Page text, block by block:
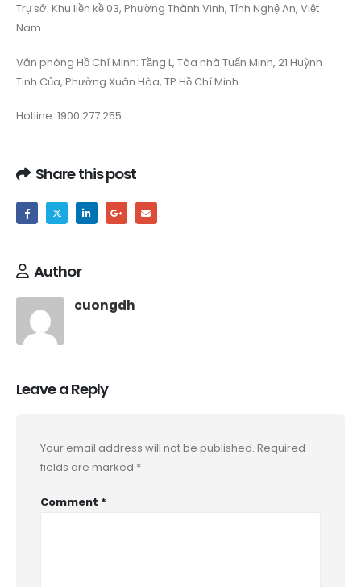
Trụ sở: Khu liền kề 03, Phường Thành Vinh, Tỉnh Nghệ An, Việt
Nam
Văn phòng Hồ Chí Minh: Tầng L, Tòa nhà Tuấn Minh, 21 Huỳnh
Tịnh Của, Phường Xuân Hòa, TP Hồ Chí Minh.
Hotline: 1900 277 255
Share this post
Author
cuongdh
Leave a Reply
Your email address will not be published. Required
fields are marked *
Comment *